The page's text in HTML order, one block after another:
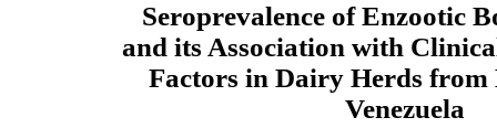
Seroprevalence of Enzootic
and its Association with
Factors in Dairy Herds from
Venezuela